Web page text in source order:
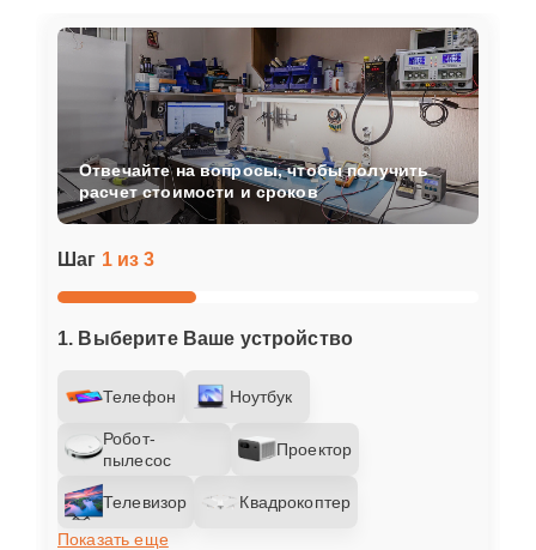
Шаг 1 из 3
1. Выберите Ваше устройство
Телефон Ноутбук
Робот-
пылесос
Проектор
Телевизор
Квадрокоптер
Показать еще
Отвечайте на вопросы, чтобы получить
расчет стоимости и сроков